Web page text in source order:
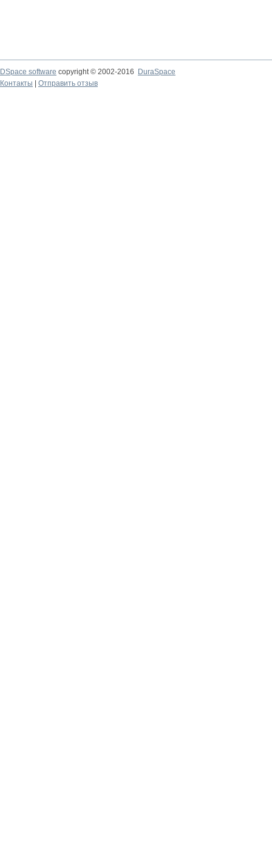
DSpace software copyright © 2002-2016
DuraSpace
Контакты
Отправить отзыв